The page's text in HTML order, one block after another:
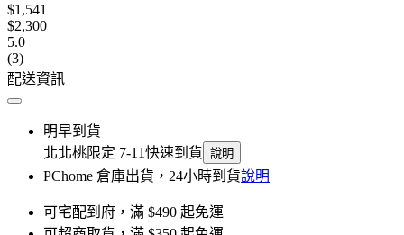
$1,541
$2,300
5.0
(3)
配送資訊
明早到貨
北北桃限定 7-11快速到貨 說明
PChome 倉庫出貨，24小時到貨說明
可宅配到府，滿 $490 起免運